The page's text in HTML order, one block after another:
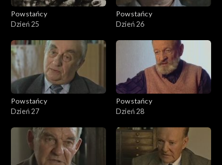
Powstańcy
Dzień 25
Powstańcy
Dzień 26
Powstańcy
Dzień 27
Powstańcy
Dzień 28